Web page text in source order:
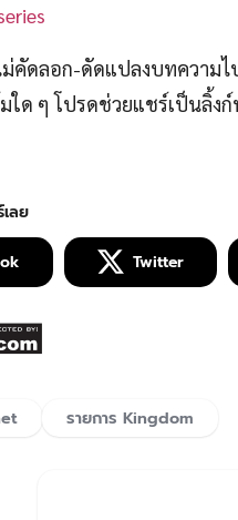
คัดลอก-ดัดแปลงบทความไ
ด ๆ โปรดช่วยแชร์เป็นลิ้ง
Twitter
รายการ Kingdom